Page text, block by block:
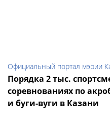
Официальный портал мэрии
Порядка 2 тыс.
соревнованиях по
и буги-вуги в Казани